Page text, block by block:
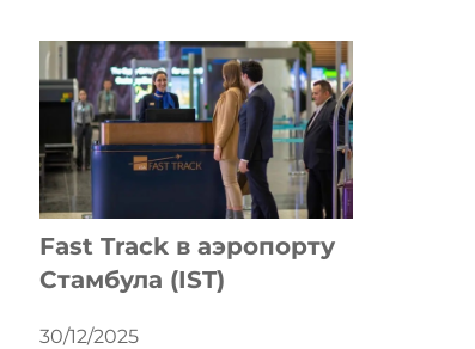
Fast Track в аэропорту
Стамбула (IST)
30/12/2025